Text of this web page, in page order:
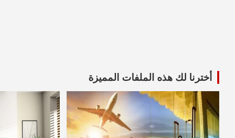
أخترنا لك هذه الملفات المميزة